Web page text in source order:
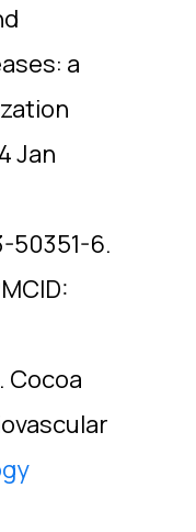
a
Jan
50351-6.
Cocoa